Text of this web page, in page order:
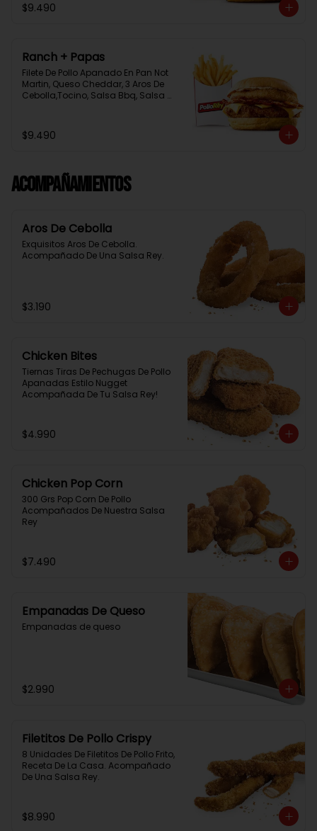
$9.490
Ranch + Papas
Filete De Pollo Apanado En Pan Not
Martin, Queso Cheddar, 3 Aros De
Cebolla,Tocino, Salsa Bbq, Salsa
$9.490
Acompañamientos
Aros De Cebolla
Exquisitos Aros De Cebolla.
Acompañado De Una Salsa Rey.
$3.190
Chicken Bites
Tiernas Tiras De Pechugas De Pollo
Apanadas Estilo Nugget
Acompañada De Tu Salsa Rey!
$4.990
Chicken Pop Corn
300 Grs Pop Corn De Pollo
Acompañados De Nuestra Salsa
Rey
$7.490
Empanadas De Queso
Empanadas de queso
$2.990
Filetitos De Pollo Crispy
8 Unidades De Filetitos De Pollo Frito,
Receta De La Casa. Acompañado
De Una Salsa Rey.
$8.990